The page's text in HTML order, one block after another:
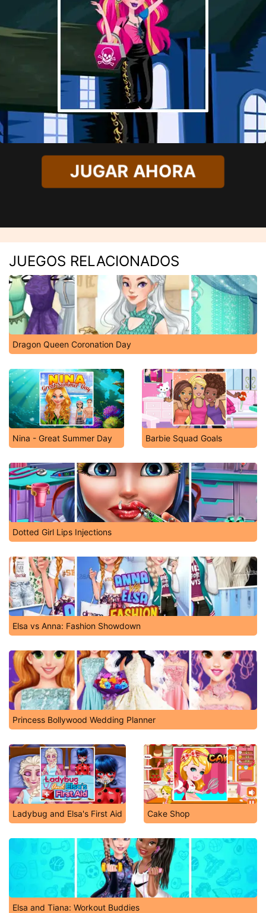
JUGAR AHORA
JUEGOS RELACIONADOS
Dragon Queen Coronation Day
Nina - Great Summer Day Barbie Squad Goals
Dotted Girl Lips Injections
Elsa vs Anna: Fashion Showdown
Princess Bollywood Wedding Planner
Ladybug and Elsa's First Aid Cake Shop
Elsa and Tiana: Workout Buddies